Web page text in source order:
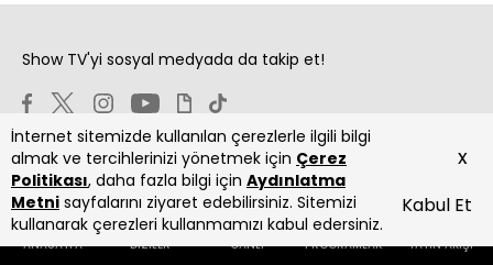
ANASAYFA DİZİLER CANLI PROGRAMLAR YAYIN AKIŞI
İnternet sitemizde kullanılan çerezlerle ilgili bilgi
almak ve tercihlerinizi yönetmek için Çerez
Politikası, daha fazla bilgi için Aydınlatma
Metni sayfalarını ziyaret edebilirsiniz. Sitemizi
kullanarak çerezleri kullanmamızı kabul edersiniz.
Kabul Et
x
Show TV'yi sosyal medyada da takip et!
Copyright 2026 Show Televizyon Yayıncılık A.Ş.